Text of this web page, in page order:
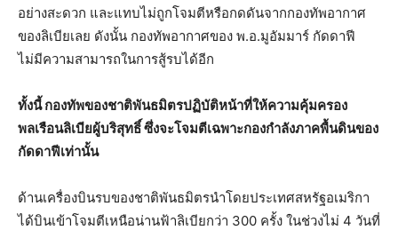
อย่างสะดวก และแทบไม่ถูกโจมตีหรือกดดันจากกองทัพอากาศ
ของลิเบียเลย ดังนั้น กองทัพอากาศของ พ.อ.มูอัมมาร์ กัดดาฟี
ไม่มีความสามารถในการสู้รบได้อีก
ทั้งนี้ กองทัพของชาติพันธมิตรปฏิบัติหน้าที่ให้ความคุ้มครอง
พลเรือนลิเบียผู้บริสุทธิ์ ซึ่งจะโจมตีเฉพาะกองกำลังภาคพื้นดินของ
กัดดาฟีเท่านั้น
ด้านเครื่องบินรบของชาติพันธมิตรนำโดยประเทศสหรัฐอเมริกา
ได้บินเข้าโจมตีเหนือน่านฟ้าลิเบียกว่า 300 ครั้ง ในช่วงไม่ 4 วันที่